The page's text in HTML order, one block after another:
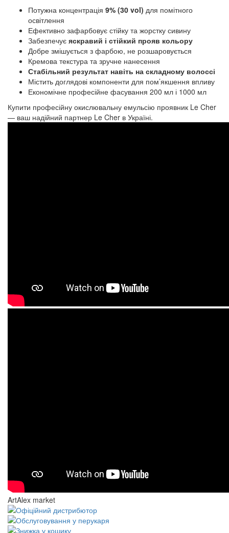
Потужна концентрація 9% (30 vol) для помітного
освітлення
Ефективно зафарбовує стійку та жорстку сивину
Забезпечує яскравий і стійкий прояв кольору
Добре змішується з фарбою, не розшаровується
Кремова текстура та зручне нанесення
Стабільний результат навіть на складному волоссі
Містить доглядові компоненти для пом’якшення впливу
Економічне професійне фасування 200 мл і 1000 мл
Купити професійну окислювальну емульсію проявник Le Cher
— ваш надійний партнер Le Cher в Україні.
ArtAlex market